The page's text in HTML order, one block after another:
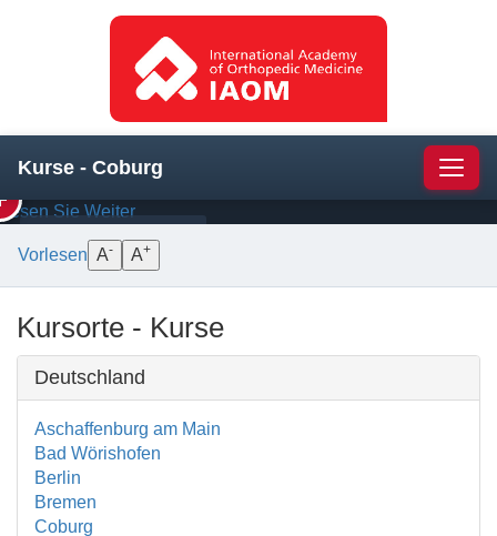
Kurse - Coburg
BEHANDLUNG ANATOMIE
darunter
Lesen Sie Weiter
Vorlesen A- A+
Kursorte - Kurse
Deutschland
Aschaffenburg am Main
Bad Wörishofen
Berlin
Bremen
Coburg